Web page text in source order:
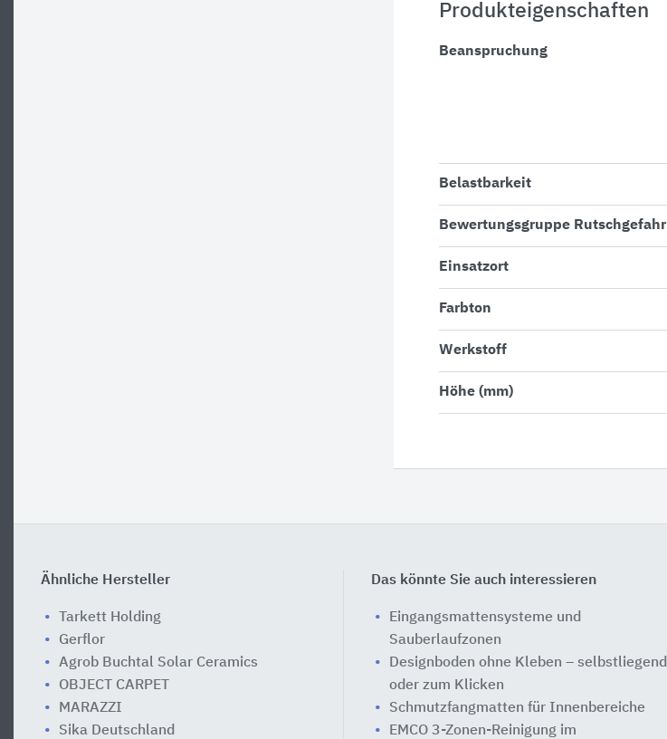
Produkteigenschaften
Beanspruchung
Belastbarkeit
Bewertungsgruppe Rutschgefahr
Einsatzort
Farbton
Werkstoff
Höhe (mm)
Ähnliche Hersteller
Tarkett Holding
Gerflor
Agrob Buchtal Solar Ceramics
OBJECT CARPET
MARAZZI
Sika Deutschland
Das könnte Sie auch interessieren
Eingangsmattensysteme und
Sauberlaufzonen
Designboden ohne Kleben – selbstliegend
oder zum Klicken
Schmutzfangmatten für Innenbereiche
EMCO 3-Zonen-Reinigung im